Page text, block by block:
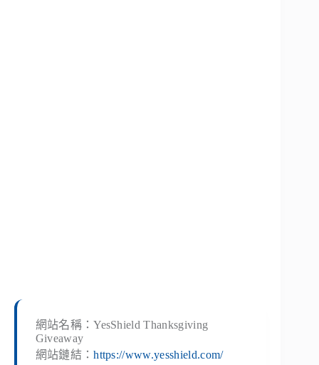
網站名稱：YesShield Thanksgiving
Giveaway
網站鏈結：https://www.yesshield.com/